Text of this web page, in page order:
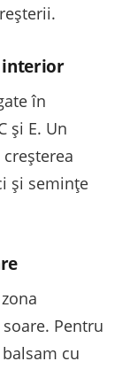
interior
în
și E. Un
și semințe
Pentru
cu